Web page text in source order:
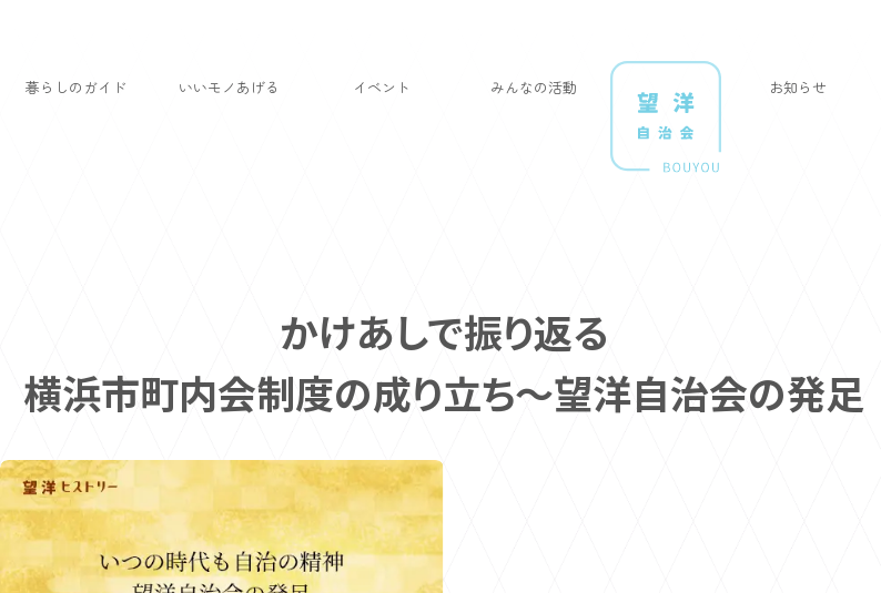
暮らしのガイド いいモノあげる イベント みんなの活動 お知らせ
かけあしで振り返る
横浜市町内会制度の成り立ち～望洋自治会の発足